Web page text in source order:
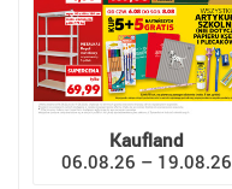
Kaufland
06.08.26 – 19.08.26